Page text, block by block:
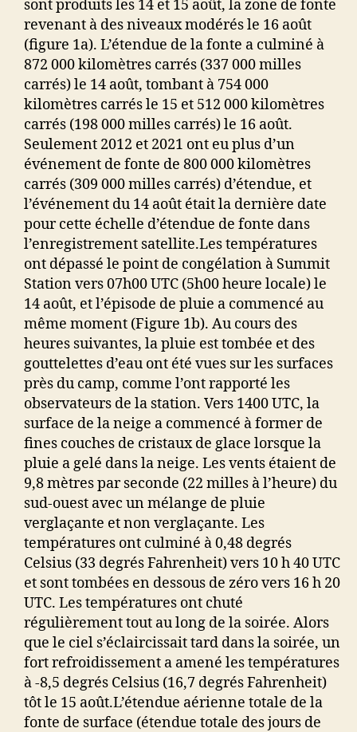
sont produits les 14 et 15 août, la zone de fonte
revenant à des niveaux modérés le 16 août
(figure 1a). L’étendue de la fonte a culminé à
872 000 kilomètres carrés (337 000 milles
carrés) le 14 août, tombant à 754 000
kilomètres carrés le 15 et 512 000 kilomètres
carrés (198 000 milles carrés) le 16 août.
Seulement 2012 et 2021 ont eu plus d’un
événement de fonte de 800 000 kilomètres
carrés (309 000 milles carrés) d’étendue, et
l’événement du 14 août était la dernière date
pour cette échelle d’étendue de fonte dans
l’enregistrement satellite.Les températures
ont dépassé le point de congélation à Summit
Station vers 07h00 UTC (5h00 heure locale) le
14 août, et l’épisode de pluie a commencé au
même moment (Figure 1b). Au cours des
heures suivantes, la pluie est tombée et des
gouttelettes d’eau ont été vues sur les surfaces
près du camp, comme l’ont rapporté les
observateurs de la station. Vers 1400 UTC, la
surface de la neige a commencé à former de
fines couches de cristaux de glace lorsque la
pluie a gelé dans la neige. Les vents étaient de
9,8 mètres par seconde (22 milles à l’heure) du
sud-ouest avec un mélange de pluie
verglaçante et non verglaçante. Les
températures ont culminé à 0,48 degrés
Celsius (33 degrés Fahrenheit) vers 10 h 40 UTC
et sont tombées en dessous de zéro vers 16 h 20
UTC. Les températures ont chuté
régulièrement tout au long de la soirée. Alors
que le ciel s’éclaircissait tard dans la soirée, un
fort refroidissement a amené les températures
à -8,5 degrés Celsius (16,7 degrés Fahrenheit)
tôt le 15 août.L’étendue aérienne totale de la
fonte de surface (étendue totale des jours de